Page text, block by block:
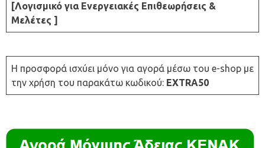
[Λογισμικό για Ενεργειακές Επιθεωρήσεις &
Μελέτες ]
Η προσφορά ισχύει μόνο για αγορά μέσω του e-shop με
την χρήση του παρακάτω κωδικού: EXTRA50